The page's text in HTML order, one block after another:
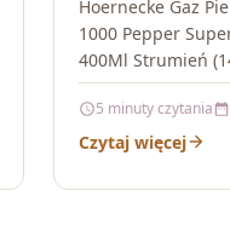
Gigant Jet
Strumień
Hoernecke Gaz
1000 Pepper
400Ml Strumień
skuteczna
precyzyjnego
liczy się szybka
5 minuty czytania
Czytaj więcej